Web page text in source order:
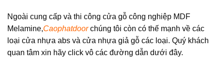
Ngoài cung cấp và thi công cửa gỗ công nghiệp MDF
Melamine,Caophatdoorchúng tôi còn có thế mạnh về các
loại cửa nhựa abs và cửa nhựa giả gỗ các loại. Quý khách
quan tâm xin hãy click vô các đường dẫn dưới đây.